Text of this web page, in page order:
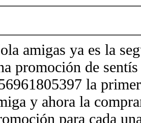
amigas ya es la
promoción de
la
y ahora la
para cada